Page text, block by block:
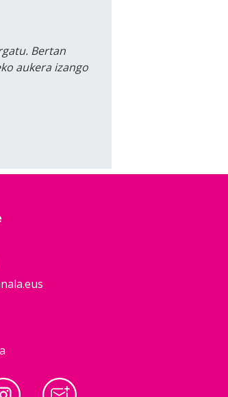
Bertan
aukera izango